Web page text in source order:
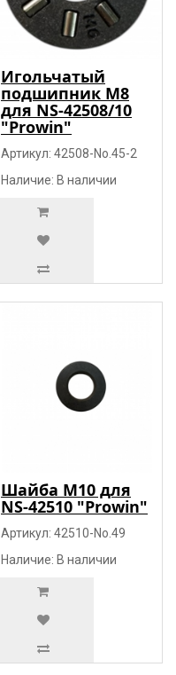
Игольчатый
подшипник М8
для NS-42508/10
"Prowin"
Артикул: 42508-No.45-2
Наличие: В наличии
Шайба М10 для
NS-42510 "Prowin"
Артикул: 42510-No.49
Наличие: В наличии